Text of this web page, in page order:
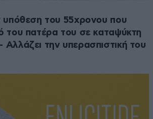
υπόθεση του 55χρονου που
του πατέρα του σε καταψύκτη
την υπερασπιστική του